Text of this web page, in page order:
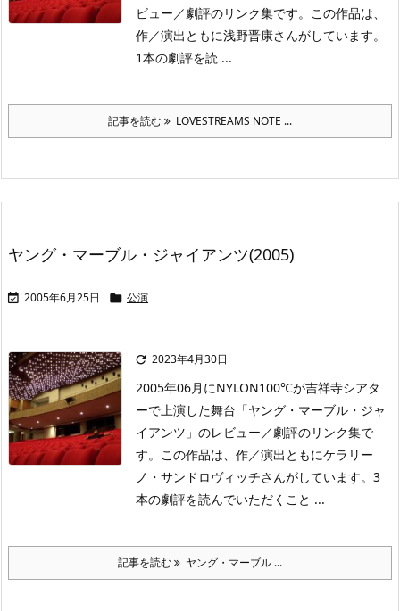
ビュー／劇評のリンク集です。この作品は、
作／演出ともに浅野晋康さんがしています。
1本の劇評を読 ...
記事を読む LOVESTREAMS NOTE ...
ヤング・マーブル・ジャイアンツ(2005)
 2005年6月25日  公演
 2023年4月30日
2005年06月にNYLON100℃が吉祥寺シアタ
ーで上演した舞台「ヤング・マーブル・ジャ
イアンツ」のレビュー／劇評のリンク集で
す。この作品は、作／演出ともにケラリー
ノ・サンドロヴィッチさんがしています。3
本の劇評を読んでいただくこと ...
記事を読む ヤング・マーブル ...